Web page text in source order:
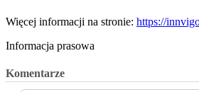
Więcej informacji na stronie: https://
Informacja prasowa
Komentarze